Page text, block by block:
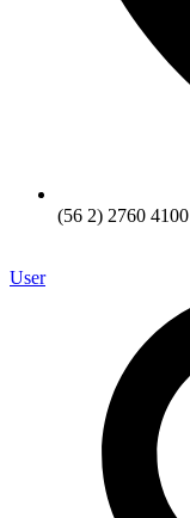
(56 2) 2760 4100
User